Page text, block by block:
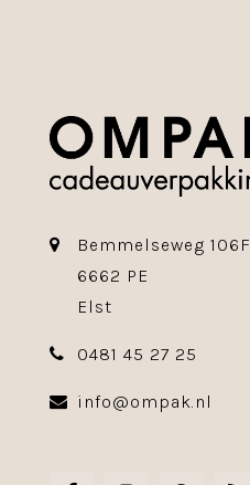
Bemmelseweg 106F
6662 PE
Elst
0481 45 27 25
info@ompak.nl